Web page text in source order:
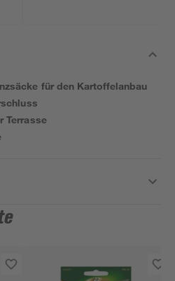
für den Kartoffelanbau
Terrasse